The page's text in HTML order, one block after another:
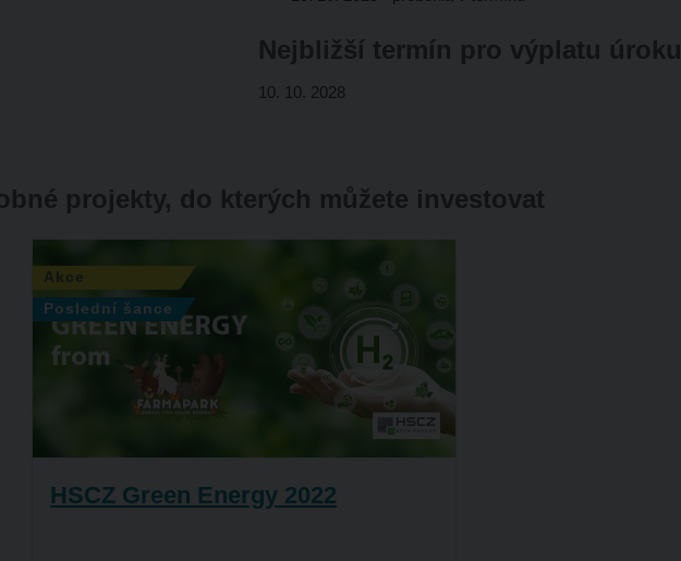
Nejbližší termín pro výplatu úroku
10. 10. 2028
projekty, do kterých můžete investovat
HSCZ Green Energy 2022
Poslední šance